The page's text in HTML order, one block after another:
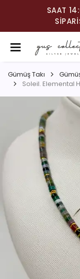
SAAT
Gümüş Takı
Soleil. Elemental